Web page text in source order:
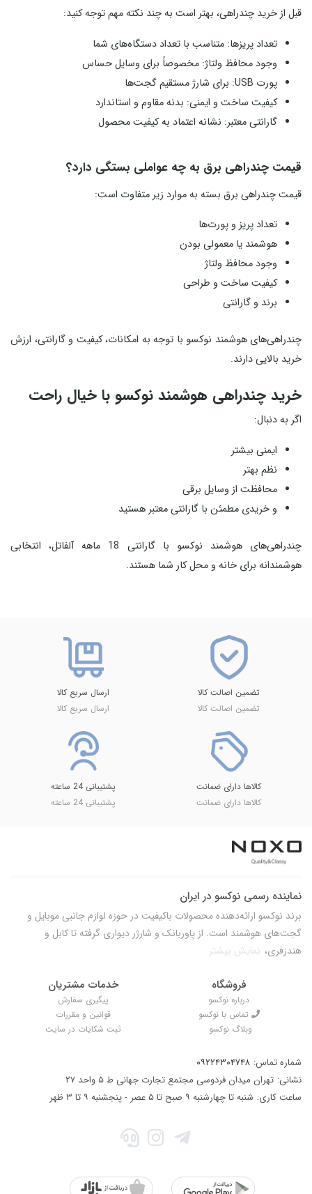
قبل از خرید چندراهی، بهتر است به چند نکته مهم توجه کنید:
تعداد پریزها: متناسب با تعداد دستگاه‌های شما
وجود محافظ ولتاژ: مخصوصاً برای وسایل حساس
پورت USB: برای شارژ مستقیم گجت‌ها
کیفیت ساخت و ایمنی: بدنه مقاوم و استاندارد
گارانتی معتبر: نشانه اعتماد به کیفیت محصول
قیمت چندراهی برق به چه عواملی بستگی دارد؟
قیمت چندراهی برق بسته به موارد زیر متفاوت است:
تعداد پریز و پورت‌ها
هوشمند یا معمولی بودن
وجود محافظ ولتاژ
کیفیت ساخت و طراحی
برند و گارانتی
چندراهی‌های هوشمند نوکسو با توجه به امکانات، کیفیت و گارانتی، ارزش
خرید بالایی دارند.
خرید چندراهی هوشمند نوکسو با خیال راحت
اگر به دنبال:
ایمنی بیشتر
نظم بهتر
محافظت از وسایل برقی
و خریدی مطمئن با گارانتی معتبر هستید
چندراهی‌های هوشمند نوکسو با گارانتی 18 ماهه آلفاتل، انتخابی
هوشمندانه برای خانه و محل کار شما هستند.
تضمین اصالت کالا
تضمین اصالت کالا
ارسال سریع کالا
ارسال سریع کالا
کالاها دارای ضمانت
کالاها دارای ضمانت
پشتیبانی 24 ساعته
پشتیبانی 24 ساعته
نماینده رسمی نوکسو در ایران
برند نوکسو ارائه‌دهنده محصولات باکیفیت در حوزه لوازم جانبی موبایل و
گجت‌های هوشمند است. از پاوربانک و شارژر دیواری گرفته تا کابل و
هندزفری، نمایش بیشتر
فروشگاه
درباره نوکسو
تماس با نوکسو
وبلاگ نوکسو
خدمات مشتریان
پیگیری سفارش
قوانین و مقررات
ثبت شکایات در سایت
شماره تماس: ۰۹۲۲۴۳۰۴۷۴۸
نشانی: تهران میدان فردوسی مجتمع تجارت جهانی ط ۵ واحد ۲۷
ساعت کاری: شنبه تا چهارشنبه ۹ صبح تا ۵ عصر - پنجشنبه ۹ تا ۳ ظهر